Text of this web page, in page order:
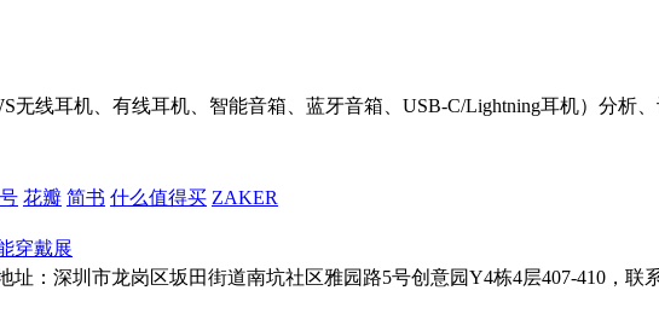
线耳机、有线耳机、智能音箱、蓝牙音箱、USB-C/Lightning耳机）分析
花瓣 简书 什么值得买 ZAKER
穿戴展
址：深圳市龙岗区坂田街道南坑社区雅园路5号创意园Y4栋4层407-410，联